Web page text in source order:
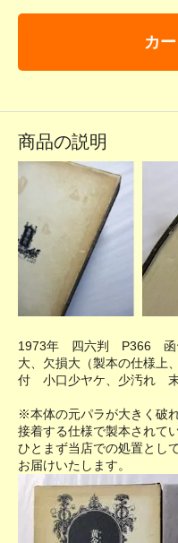
カ
商品の説明
1973年 四六判 P366 函
大、欠損大（製本の仕様
付 小口少ヤケ、少汚れ 末
※本体の元パラが大きく破
接着する仕様で製本されて
ひとまず当店での処置とし
お届けいたします。